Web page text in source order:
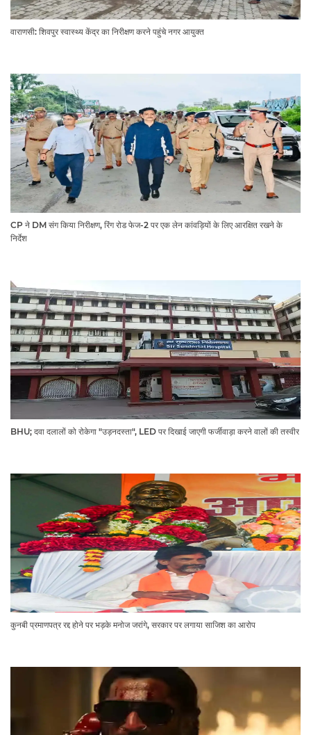
वाराणसी: शिवपुर स्वास्थ्य केंद्र का निरीक्षण करने पहुंचे नगर आयुक्त
CP ने DM संग किया निरीक्षण, रिंग रोड फेज-2 पर एक लेन कांवड़ियों के लिए आरक्षित रखने के
निर्देश
BHU; दवा दलालों को रोकेगा "उड़नदस्ता", LED पर दिखाई जाएगी फर्जीवाड़ा करने वालों की तस्वीर
कुनबी प्रमाणपत्र रद्द होने पर भड़के मनोज जरांगे, सरकार पर लगाया साजिश का आरोप